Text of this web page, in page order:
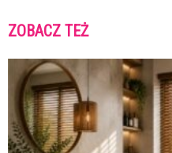
ZOBACZ TEŻ